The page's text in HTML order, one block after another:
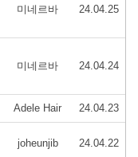
미네르바 24.04.25
미네르바 24.04.24
Adele Hair 24.04.23
joheunjib 24.04.22